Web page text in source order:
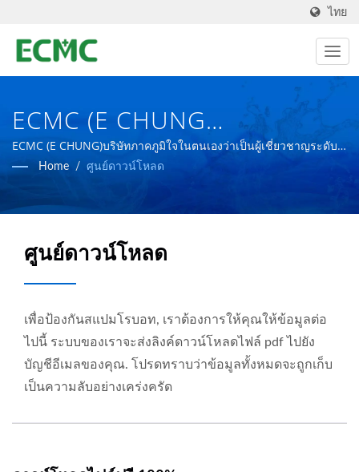
ไทย
ECMC (E CHUNG
MACHINERY CO.)
ECMC (E CHUNG)บริษัทภาคภูมิใจในตนเองว่าเป็นผู้เชี่ยวชาญระดับ
โลกด้านโรงงานผลิตอุปกรณ์เภสัชกรรม โดยมีเป้าหมายในการสร้าง
Home / ศูนย์ดาวน์โหลด
ศูนย์ดาวน์โหลด
เพื่อป้องกันสแปมโรบอท, เราต้องการให้คุณให้ข้อมูลต่อ
ไปนี้ ระบบของเราจะส่งลิงค์ดาวน์โหลดไฟล์ pdf ไปยัง
บัญชีอีเมลของคุณ. โปรดทราบว่าข้อมูลทั้งหมดจะถูกเก็บ
เป็นความลับอย่างเคร่งครัด